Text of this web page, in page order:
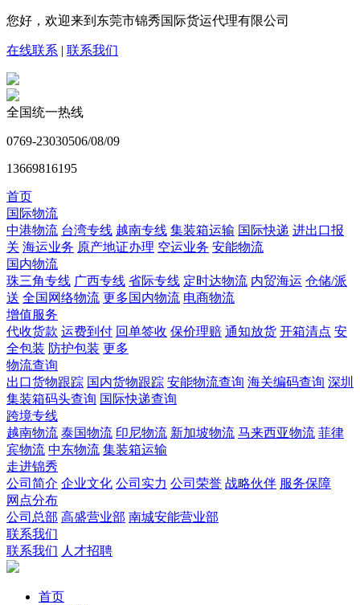
您好，欢迎来到东莞市锦秀国际货运代理有限公司
在线联系 | 联系我们
全国统一热线
0769-23030506/08/09
13669816195
首页
国际物流
中港物流 台湾专线 越南专线 集装箱运输 国际快递 进出口报
关 海运业务 原产地证办理 空运业务 安能物流
国内物流
珠三角专线 广西专线 省际专线 定时达物流 内贸海运 仓储/派
送 全国网络物流 更多国内物流 电商物流
增值服务
代收货款 运费到付 回单签收 保价理赔 通知放货 开箱清点 安
全包装 防护包装 更多
物流查询
出口货物跟踪 国内货物跟踪 安能物流查询 海关编码查询 深圳
集装箱码头查询 国际快递查询
跨境专线
越南物流 泰国物流 印尼物流 新加坡物流 马来西亚物流 菲律
宾物流 中东物流 集装箱运输
走进锦秀
公司简介 企业文化 公司实力 公司荣誉 战略伙伴 服务保障
网点分布
公司总部 高盛营业部 南城安能营业部
联系我们
联系我们 人才招聘
首页